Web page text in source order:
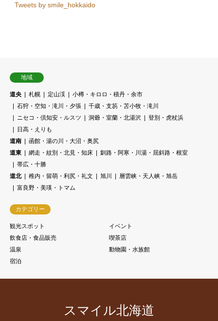
Tweets by smile_hokkaido
地域
道央 札幌 定山渓
小樽・キロロ・積丹・余市
石狩・空知・滝川・夕張
千歳・支笏・苫小牧・滝川
ニセコ・倶知安・ルスツ
洞爺・室蘭・北湯沢
登別・虎杖浜
日高・えりも
道南
函館・湯の川・大沼・奥尻
道東
網走・紋別・北見・知床
釧路・阿寒・川湯・屈斜路・根室
帯広・十勝
道北
稚内・留萌・利尻・礼文 旭川
層雲峡・天人峡・旭岳
富良野・美瑛・トマム
カテゴリー
観光スポット
イベント
飲食店・食品販売
喫茶店
温泉
動物園・水族館
宿泊
スマイル北海道